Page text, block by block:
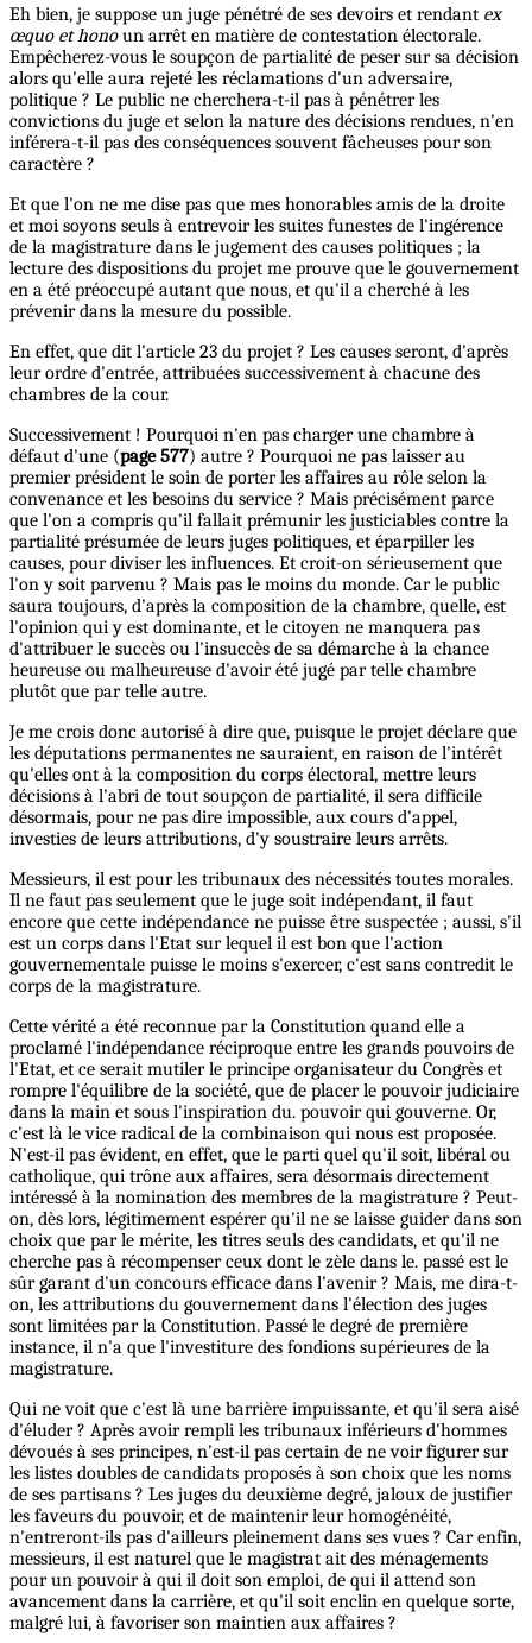
Eh bien, je suppose un juge pénétré de ses devoirs et rendant ex
œquo et honoun arrêt en matière de contestation électorale.
Empêcherez-vous le soupçon de partialité de peser sur sa décision
alors qu'elle aura rejeté les réclamations d'un adversaire,
politique ? Le public ne cherchera-t-il pas à pénétrer les
convictions du juge et selon la nature des décisions rendues, n'en
inférera-t-il pas des conséquences souvent fâcheuses pour son
caractère ?
Et que l'on ne me dise pas que mes honorables amis de la droite
et moi soyons seuls à entrevoir les suites funestes de l'ingérence
de la magistrature dans le jugement des causes politiques ; la
lecture des dispositions du projet me prouve que le gouvernement
en a été préoccupé autant que nous, et qu'il a cherché à les
prévenir dans la mesure du possible.
En effet, que dit l'article 23 du projet ? Les causes seront, d'après
leur ordre d'entrée, attribuées successivement à chacune des
chambres de la cour.
Successivement ! Pourquoi n'en pas charger une chambre à
défaut d'une (page 577) autre ? Pourquoi ne pas laisser au
premier président le soin de porter les affaires au rôle selon la
convenance et les besoins du service ? Mais précisément parce
que l'on a compris qu'il fallait prémunir les justiciables contre la
partialité présumée de leurs juges politiques, et éparpiller les
causes, pour diviser les influences. Et croit-on sérieusement que
l'on y soit parvenu ? Mais pas le moins du monde. Car le public
saura toujours, d'après la composition de la chambre, quelle, est
l'opinion qui y est dominante, et le citoyen ne manquera pas
d'attribuer le succès ou l'insuccès de sa démarche à la chance
heureuse ou malheureuse d'avoir été jugé par telle chambre
plutôt que par telle autre.
Je me crois donc autorisé à dire que, puisque le projet déclare que
les députations permanentes ne sauraient, en raison de l'intérêt
qu'elles ont à la composition du corps électoral, mettre leurs
décisions à l'abri de tout soupçon de partialité, il sera difficile
désormais, pour ne pas dire impossible, aux cours d'appel,
investies de leurs attributions, d'y soustraire leurs arrêts.
Messieurs, il est pour les tribunaux des nécessités toutes morales.
Il ne faut pas seulement que le juge soit indépendant, il faut
encore que cette indépendance ne puisse être suspectée ; aussi, s'il
est un corps dans l'Etat sur lequel il est bon que l'action
gouvernementale puisse le moins s'exercer, c'est sans contredit le
corps de la magistrature.
Cette vérité a été reconnue par la Constitution quand elle a
proclamé l'indépendance réciproque entre les grands pouvoirs de
l'Etat, et ce serait mutiler le principe organisateur du Congrès et
rompre l'équilibre de la société, que de placer le pouvoir judiciaire
dans la main et sous l'inspiration du. pouvoir qui gouverne. Or,
c'est là le vice radical de la combinaison qui nous est proposée.
N'est-il pas évident, en effet, que le parti quel qu'il soit, libéral ou
catholique, qui trône aux affaires, sera désormais directement
intéressé à la nomination des membres de la magistrature ? Peut-
on, dès lors, légitimement espérer qu'il ne se laisse guider dans son
choix que par le mérite, les titres seuls des candidats, et qu'il ne
cherche pas à récompenser ceux dont le zèle dans le. passé est le
sûr garant d'un concours efficace dans l'avenir ? Mais, me dira-t-
on, les attributions du gouvernement dans l'élection des juges
sont limitées par la Constitution. Passé le degré de première
instance, il n'a que l'investiture des fondions supérieures de la
magistrature.
Qui ne voit que c'est là une barrière impuissante, et qu'il sera aisé
d'éluder ? Après avoir rempli les tribunaux inférieurs d'hommes
dévoués à ses principes, n'est-il pas certain de ne voir figurer sur
les listes doubles de candidats proposés à son choix que les noms
de ses partisans ? Les juges du deuxième degré, jaloux de justifier
les faveurs du pouvoir, et de maintenir leur homogénéité,
n'entreront-ils pas d'ailleurs pleinement dans ses vues ? Car enfin,
messieurs, il est naturel que le magistrat ait des ménagements
pour un pouvoir à qui il doit son emploi, de qui il attend son
avancement dans la carrière, et qu'il soit enclin en quelque sorte,
malgré lui, à favoriser son maintien aux affaires ?